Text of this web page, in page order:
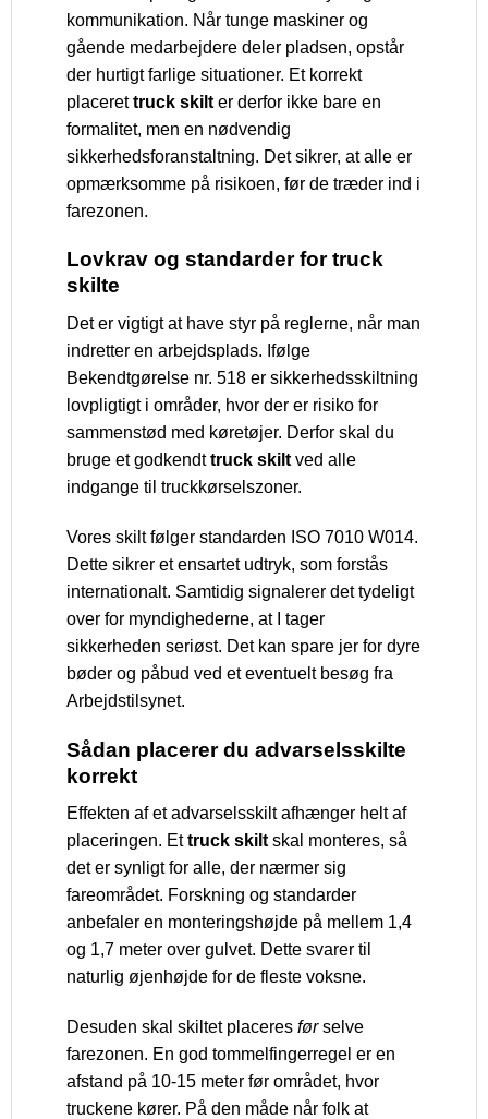
kommunikation. Når tunge maskiner og
gående medarbejdere deler pladsen, opstår
der hurtigt farlige situationer. Et korrekt
placerettruck skilt er derfor ikke bare en
formalitet, men en nødvendig
sikkerhedsforanstaltning. Det sikrer, at alle er
opmærksomme på risikoen, før de træder ind i
farezonen.
Lovkrav og standarder for truck
skilte
Det er vigtigt at have styr på reglerne, når man
indretter en arbejdsplads. Ifølge
Bekendtgørelse nr. 518 er sikkerhedsskiltning
lovpligtigt i områder, hvor der er risiko for
sammenstød med køretøjer. Derfor skal du
bruge et godkendttruck skilt ved alle
indgange til truckkørselszoner.
Vores skilt følger standarden ISO 7010 W014.
Dette sikrer et ensartet udtryk, som forstås
internationalt. Samtidig signalerer det tydeligt
over for myndighederne, at I tager
sikkerheden seriøst. Det kan spare jer for dyre
bøder og påbud ved et eventuelt besøg fra
Arbejdstilsynet.
Sådan placerer du advarselsskilte
korrekt
Effekten af et advarselsskilt afhænger helt af
placeringen. Ettruck skilt skal monteres, så
det er synligt for alle, der nærmer sig
fareområdet. Forskning og standarder
anbefaler en monteringshøjde på mellem 1,4
og 1,7 meter over gulvet. Dette svarer til
naturlig øjenhøjde for de fleste voksne.
Desuden skal skiltet placeres førselve
farezonen. En god tommelfingerregel er en
afstand på 10-15 meter før området, hvor
truckene kører. På den måde når folk at